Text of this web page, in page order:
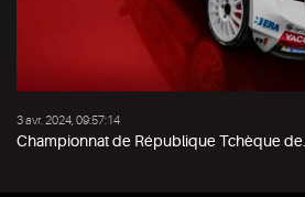
3 avr. 2024, 09:57:14
Championnat de République Tchèque de...